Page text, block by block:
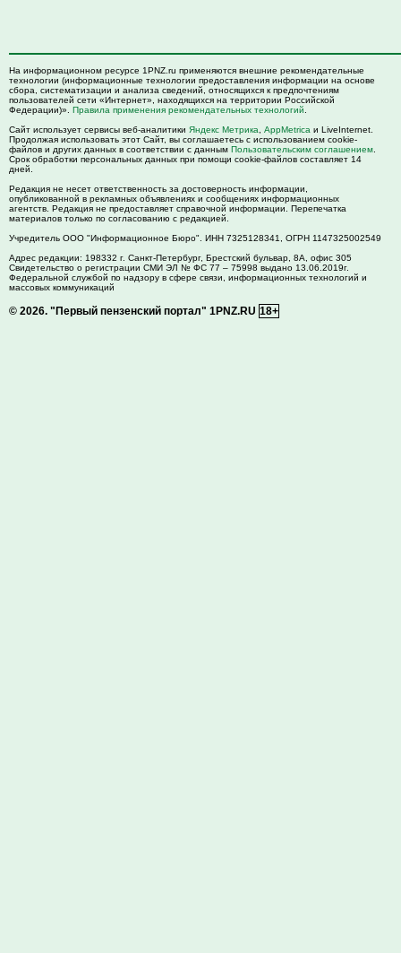
На информационном ресурсе 1PNZ.ru применяются внешние рекомендательные
технологии (информационные технологии предоставления информации на основе
сбора, систематизации и анализа сведений, относящихся к предпочтениям
пользователей сети «Интернет», находящихся на территории Российской
Федерации)». Правила применения рекомендательных технологий
Сайт использует сервисы веб-аналитики Яндекс Метрика AppMetrica и LiveInternet.
Продолжая использовать этот Сайт, вы соглашаетесь с использованием cookie-
файлов и других данных в соответствии с данным Пользовательским соглашением
Срок обработки персональных данных при помощи cookie-файлов составляет 14
дней.
Редакция не несет ответственность за достоверность информации,
опубликованной в рекламных объявлениях и сообщениях информационных
агентств. Редакция не предоставляет справочной информации. Перепечатка
материалов только по согласованию с редакцией.
Учредитель ООО "Информационное Бюро". ИНН 7325128341, ОГРН 1147325002549
Адрес редакции: 198332 г. Санкт-Петербург, Брестский бульвар, 8А, офис 305
Свидетельство о регистрации СМИ ЭЛ № ФС 77 – 75998 выдано 13.06.2019г.
Федеральной службой по надзору в сфере связи, информационных технологий и
массовых коммуникаций
© 2026. "Первый пензенский портал" 1PNZ.RU 18+